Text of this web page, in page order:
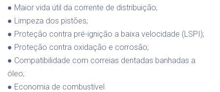
● Maior vida útil da corrente de distribuição;
● Limpeza dos pistões;
● Proteção contra pré-ignição a baixa velocidade (LSPI);
● Proteção contra oxidação e corrosão;
● Compatibilidade com correias dentadas banhadas a
óleo;
● Economia de combustível.